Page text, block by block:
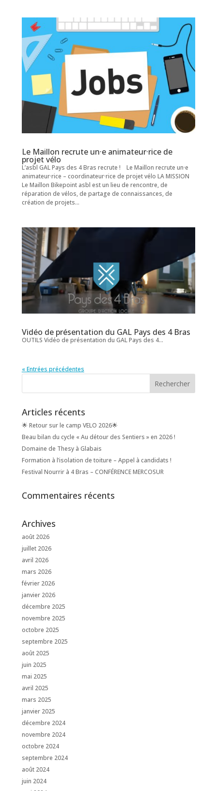
Le Maillon recrute un·e animateur·rice de
projet vélo
L’asbl GAL Pays des 4 Bras recrute ! Le Maillon recrute un·e
animateur·rice – coordinateur·rice de projet vélo LA MISSION
Le Maillon Bikepoint asbl est un lieu de rencontre, de
réparation de vélos, de partage de connaissances, de
création de projets...
Vidéo de présentation du GAL Pays des 4 Bras
OUTILS Vidéo de présentation du GAL Pays des 4...
« Entrées précédentes
Articles récents
🌟 Retour sur le camp VELO 2026🌟
Beau bilan du cycle « Au détour des Sentiers » en 2026 !
Domaine de Thesy à Glabais
Formation à l’isolation de toiture – Appel à candidats !
Festival Nourrir à 4 Bras – CONFÉRENCE MERCOSUR
Commentaires récents
Archives
août 2026
juillet 2026
avril 2026
mars 2026
février 2026
janvier 2026
décembre 2025
novembre 2025
octobre 2025
septembre 2025
août 2025
juin 2025
mai 2025
avril 2025
mars 2025
janvier 2025
décembre 2024
novembre 2024
octobre 2024
septembre 2024
août 2024
juin 2024